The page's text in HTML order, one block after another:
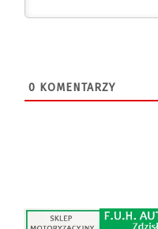
0 KOMENTARZY